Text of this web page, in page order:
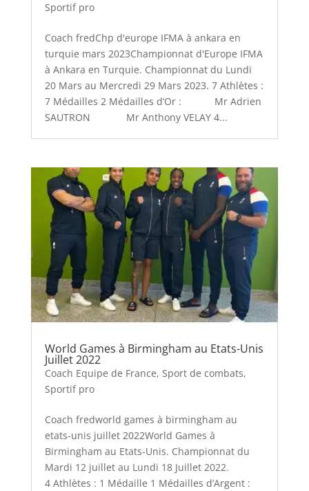
Sportif pro
Coach fredChp d'europe IFMA à ankara en
turquie mars 2023Championnat d'Europe IFMA
à Ankara en Turquie. Championnat du Lundi
20 Mars au Mercredi 29 Mars 2023. 7 Athlètes :
7 Médailles 2 Médailles d’Or : Mr Adrien
SAUTRON Mr Anthony VELAY 4...
World Games à Birmingham au Etats-Unis
Juillet 2022
Coach Equipe de France, Sport de combats,
Sportif pro
Coach fredworld games à birmingham au
etats-unis juillet 2022World Games à
Birmingham au Etats-Unis. Championnat du
Mardi 12 juillet au Lundi 18 Juillet 2022.
4 Athlètes : 1 Médaille 1 Médailles d’Argent :